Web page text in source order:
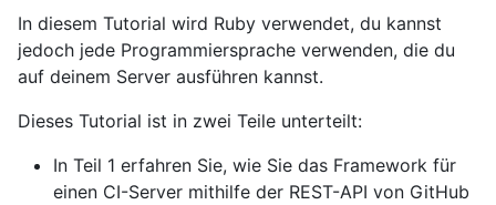
In diesem Tutorial wird Ruby verwendet, du kannst
jedoch jede Programmiersprache verwenden, die du
auf deinem Server ausführen kannst.
Dieses Tutorial ist in zwei Teile unterteilt:
In Teil 1 erfahren Sie, wie Sie das Framework für
einen CI-Server mithilfe der REST-API von GitHub